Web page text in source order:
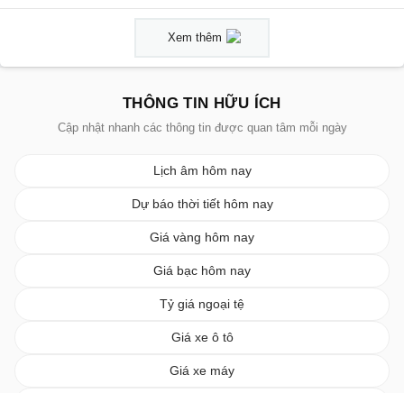
Xem thêm
THÔNG TIN HỮU ÍCH
Cập nhật nhanh các thông tin được quan tâm mỗi ngày
Lịch âm hôm nay
Dự báo thời tiết hôm nay
Giá vàng hôm nay
Giá bạc hôm nay
Tỷ giá ngoại tệ
Giá xe ô tô
Giá xe máy